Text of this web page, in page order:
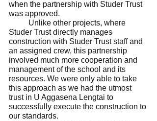
when the partnership with Studer Trust
was approved.
Studer Trust directly manages
construction with Studer Trust staff and
an assigned crew, this partnership
involved much more cooperation and
management of the school and its
resources. We were only able to take
this approach as we had the utmost
trust in U Aggasena Lengtai to
successfully execute the construction to
our standards.